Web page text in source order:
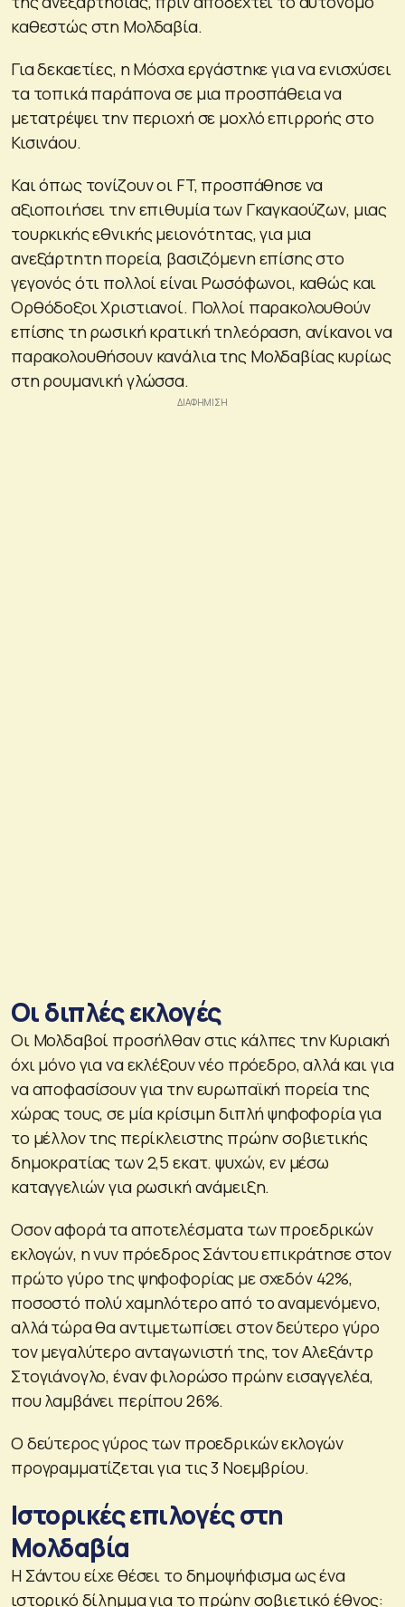
καθεστώς στη Μολδαβία.
Για δεκαετίες, η Μόσχα εργάστηκε για να ενισχύσει
τα τοπικά παράπονα σε μια προσπάθεια να
μετατρέψει την περιοχή σε μοχλό επιρροής στο
Κισινάου.
Και όπως τονίζουν οι FT, προσπάθησε να
αξιοποιήσει την επιθυμία των Γκαγκαούζων, μιας
τουρκικής εθνικής μειονότητας, για μια
ανεξάρτητη πορεία, βασιζόμενη επίσης στο
γεγονός ότι πολλοί είναι Ρωσόφωνοι, καθώς και
Ορθόδοξοι Χριστιανοί. Πολλοί παρακολουθούν
επίσης τη ρωσική κρατική τηλεόραση, ανίκανοι να
παρακολουθήσουν κανάλια της Μολδαβίας κυρίως
στη ρουμανική γλώσσα.
Οι διπλές εκλογές
Οι Μολδαβοί προσήλθαν στις κάλπες την Κυριακή
όχι μόνο για να εκλέξουν νέο πρόεδρο, αλλά και για
να αποφασίσουν για την ευρωπαϊκή πορεία της
χώρας τους, σε μία κρίσιμη διπλή ψηφοφορία για
το μέλλον της περίκλειστης πρώην σοβιετικής
δημοκρατίας των 2,5 εκατ. ψυχών, εν μέσω
καταγγελιών για ρωσική ανάμειξη.
Οσον αφορά τα αποτελέσματα των προεδρικών
εκλογών, η νυν πρόεδρος Σάντου επικράτησε στον
πρώτο γύρο της ψηφοφορίας με σχεδόν 42%,
ποσοστό πολύ χαμηλότερο από το αναμενόμενο,
αλλά τώρα θα αντιμετωπίσει στον δεύτερο γύρο
τον μεγαλύτερο ανταγωνιστή της, τον Αλεξάντρ
Στογιάνογλο, έναν φιλορώσο πρώην εισαγγελέα,
που λαμβάνει περίπου 26%.
Ο δεύτερος γύρος των προεδρικών εκλογών
προγραμματίζεται για τις 3 Νοεμβρίου.
Ιστορικές επιλογές στη
Μολδαβία
Η Σάντου είχε θέσει το δημοψήφισμα ως ένα
ιστορικό δίλημμα για το πρώην σοβιετικό έθνος: